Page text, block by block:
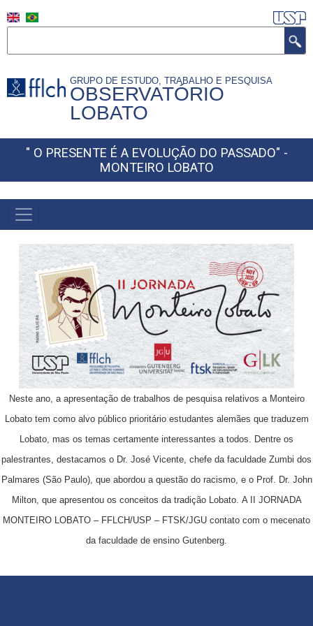
para
principal
GRUPO DE ESTUDO, TRABALHO E PESQUISA
OBSERVATÓRIO
LOBATO
" O PRESENTE É A EVOLUÇÃO DO PASSADO" -
MONTEIRO LOBATO
Neste ano, a apresentação de trabalhos de pesquisa relativos a Monteiro
Lobato tem como alvo público prioritário estudantes alemães que traduzem
Lobato, mas os temas certamente interessantes a todos.
Dentre os
palestrantes, destacamos o Dr. José Vicente, chefe da faculdade Zumbi dos
Palmares (São Paulo), que abordou a questão do racismo, e o Prof.
Dr. John
Milton, que apresentou os conceitos da tradição Lobato. A II JORNADA
MONTEIRO LOBATO – FFLCH/USP – FTSK/JGU contato com o mecenato
da faculdade de ensino Gutenberg.